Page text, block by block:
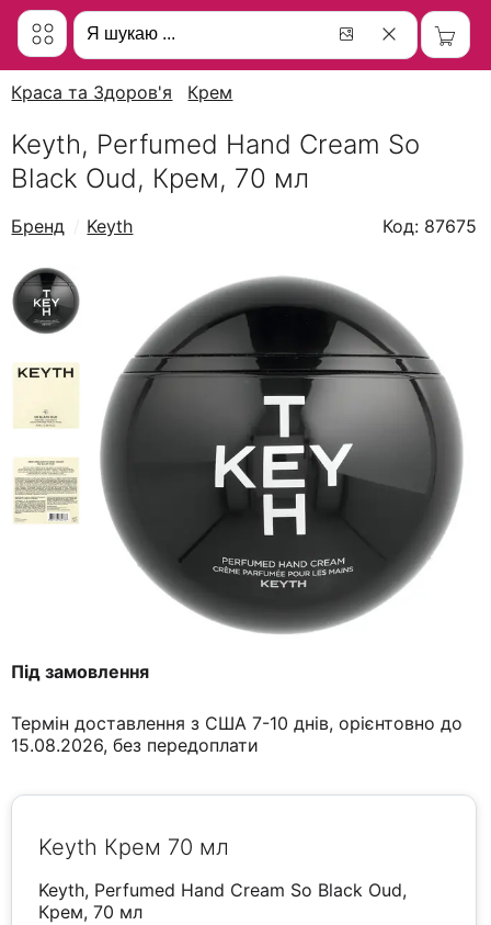
Краса та Здоров'я Крем
Keyth, Perfumed Hand Cream So
Black Oud, Крем, 70 мл
Бренд Keyth Код: 87675
Під замовлення
Термін доставлення з США 7-10 днів, орієнтовно до
15.08.2026, без передоплати
Keyth Крем 70 мл
Keyth, Perfumed Hand Cream So Black Oud,
Крем, 70 мл